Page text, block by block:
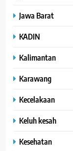
Jawa Barat
KADIN
Kalimantan
Karawang
Kecelakaan
Keluh kesah
Kesehatan